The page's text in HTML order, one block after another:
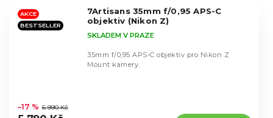
hvězdiček.
AKCE
BESTSELLER
7Artisans 35mm f/0,95 APS-C
objektiv (Nikon Z)
hodnocení
produktu
SKLADEM V PRAZE
–17 % 6 990 Kč
35mm f/0,95 APS-C objektiv pro Nikon Z
Mount kamery.